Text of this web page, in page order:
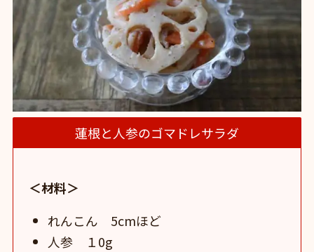
蓮根と人参のゴマドレサラダ
＜材料＞
れんこん 5cmほど
人参 １0g